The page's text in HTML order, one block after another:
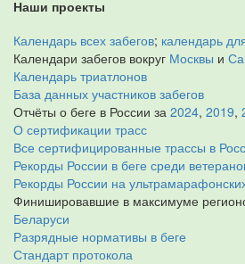
Наши проекты
Календарь всех забегов; календарь
Календари забегов вокруг Москвы и
Календарь триатлонов
База данных участников забегов
Отчёты о беге в России за 2024, 2019,
О сертификации трасс
Все сертифицированные трассы в
Рекорды России в беге среди
Рекорды России на
Финишировавшие в максимуме
Беларуси
Разрядные нормативы в беге
Стандарт протокола